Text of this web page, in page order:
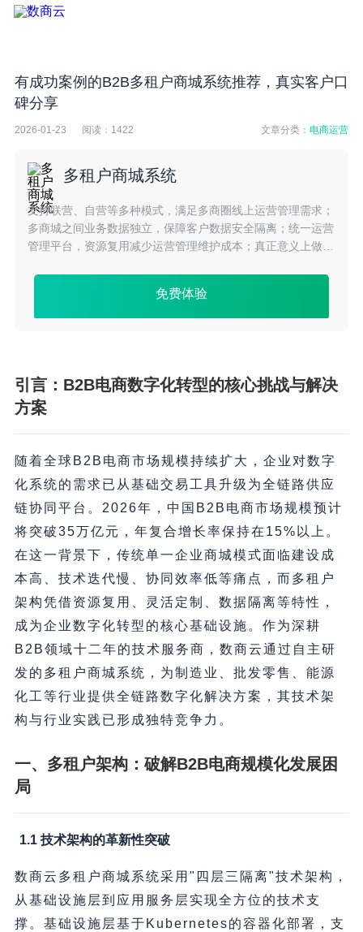
有成功案例的B2B多租户商城系统推荐，真实客户口
碑分享
2026-01-23 阅读： 1422 文章分类：电商运营
多租户商城系统
支持联营、自营等多种模式，满足多商圈线上运营管理需求；
多商城之间业务数据独立，保障客户数据安全隔离；统一运营
管理平台，资源复用减少运营管理维护成本；真正意义上做到
用架构。
免费体验
引言：B2B电商数字化转型的核心挑战与解决
方案
随着全球B2B电商市场规模持续扩大，企业对数字
化系统的需求已从基础交易工具升级为全链路供应
链协同平台。2026年，中国B2B电商市场规模预计
将突破35万亿元，年复合增长率保持在15%以上。
在这一背景下，传统单一企业商城模式面临建设成
本高、技术迭代慢、协同效率低等痛点，而多租户
架构凭借资源复用、灵活定制、数据隔离等特性，
成为企业数字化转型的核心基础设施。作为深耕
B2B领域十二年的技术服务商，数商云通过自主研
发的多租户商城系统，为制造业、批发零售、能源
化工等行业提供全链路数字化解决方案，其技术架
构与行业实践已形成独特竞争力。
一、多租户架构：破解B2B电商规模化发展困
局
1.1 技术架构的革新性突破
数商云多租户商城系统采用"四层三隔离"技术架构，
从基础设施层到应用服务层实现全方位的技术支
撑。基础设施层基于Kubernetes的容器化部署，支